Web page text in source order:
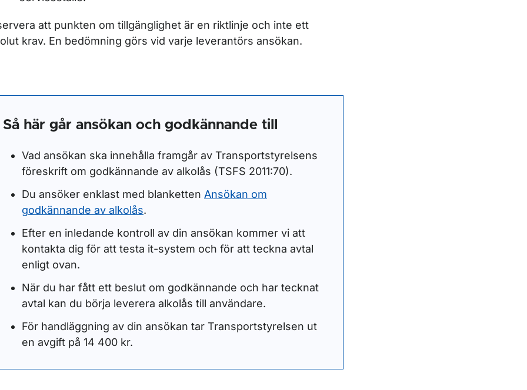
Förordnande att förrätta förarprov
Regler som styr
Förarbevis
att punkten om tillgänglighet är en riktlinje och inte ett
krav. En bedömning görs vid varje leverantörs ansökan.
Så här går ansökan och godkännande till
Vad ansökan ska innehålla framgår av Transportstyrelsens
föreskrift om godkännande av alkolås (TSFS 2011:70).
Du ansöker enklast med blanketten Ansökan om
godkännande av alkolås.
Efter en inledande kontroll av din ansökan kommer vi att
kontakta dig för att testa it-system och för att teckna avtal
enligt ovan.
När du har fått ett beslut om godkännande och har tecknat
avtal kan du börja leverera alkolås till användare.
För handläggning av din ansökan tar Transportstyrelsen ut
en avgift på 14 400 kr.